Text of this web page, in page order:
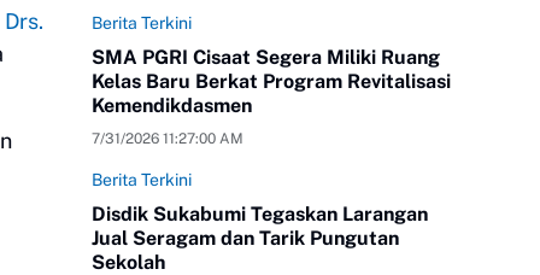
Berita Terkini
SMA PGRI Cisaat Segera Miliki Ruang
Kelas Baru Berkat Program Revitalisasi
Kemendikdasmen
7/31/2026 11:27:00 AM
Berita Terkini
Disdik Sukabumi Tegaskan Larangan
Jual Seragam dan Tarik Pungutan
Sekolah